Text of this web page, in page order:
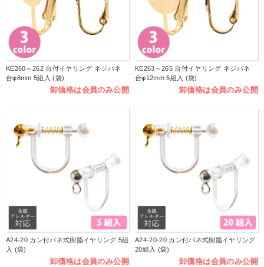
KE260～262 台付イヤリング ネジバネ
台φ8mm 5組入 (袋)
卸価格は会員のみ公開
KE263～265 台付イヤリング ネジバネ
台φ12mm 5組入 (袋)
卸価格は会員のみ公開
A24-20 カン付バネ式樹脂イヤリング 5組
入 (袋)
卸価格は会員のみ公開
A24-20-20 カン付バネ式樹脂イヤリング
20組入 (袋)
卸価格は会員のみ公開